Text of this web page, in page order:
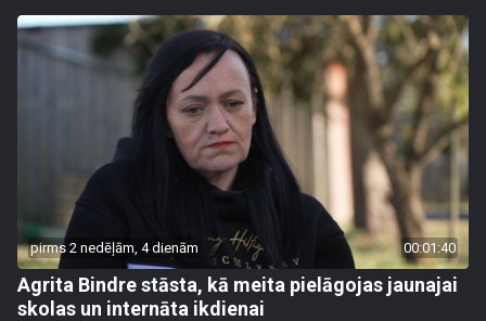
pirms 2 nedēļām, 4 dienām 00:01:40
Agrita Bindre stāsta, kā meita pielāgojas jaunajai
skolas un internāta ikdienai